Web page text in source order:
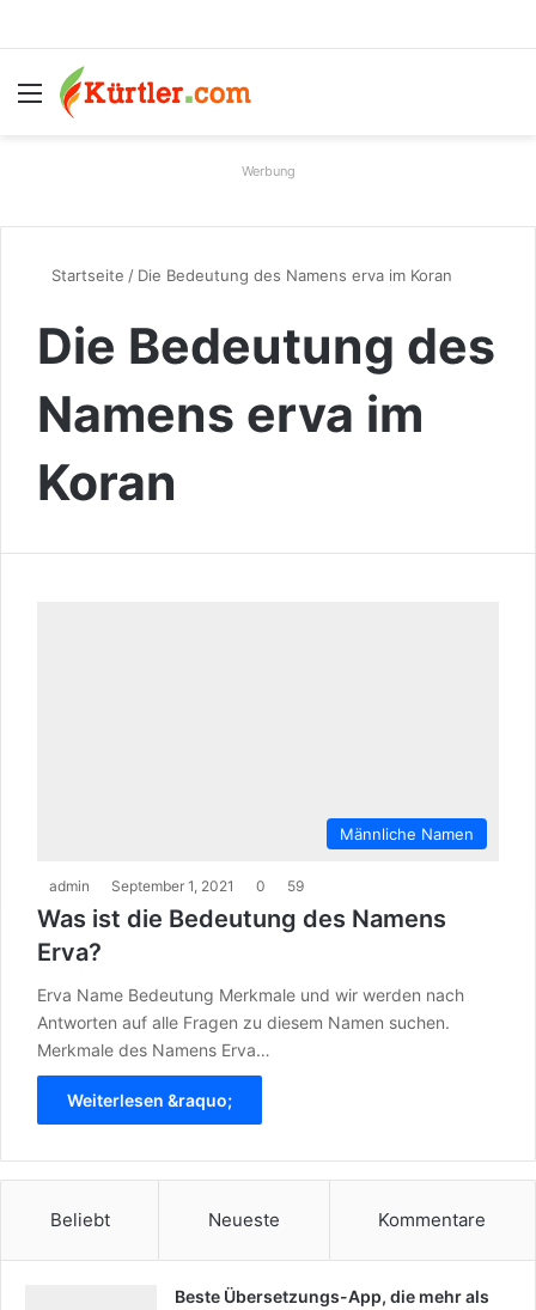
Menü
Werbung
Startseite / Die Bedeutung des Namens erva im Koran
Die Bedeutung des
Namens erva im
Koran
Männliche Namen
admin September 1, 2021 0 59
Was ist die Bedeutung des Namens
Erva?
Erva Name Bedeutung Merkmale und wir werden nach
Antworten auf alle Fragen zu diesem Namen suchen.
Merkmale des Namens Erva…
Weiterlesen &raquo;
Beliebt Neueste Kommentare
Beste Übersetzungs-App, die mehr als